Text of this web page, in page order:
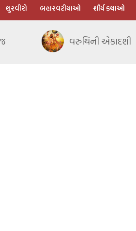
શુરવીરો બહારવટીયાઓ શૌર્ય કથાઓ
વરુથિની એકાદશી